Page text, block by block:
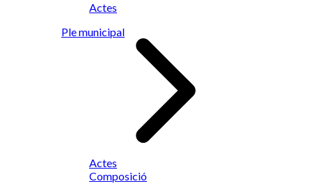
Actes
Ple municipal
Actes
Composició